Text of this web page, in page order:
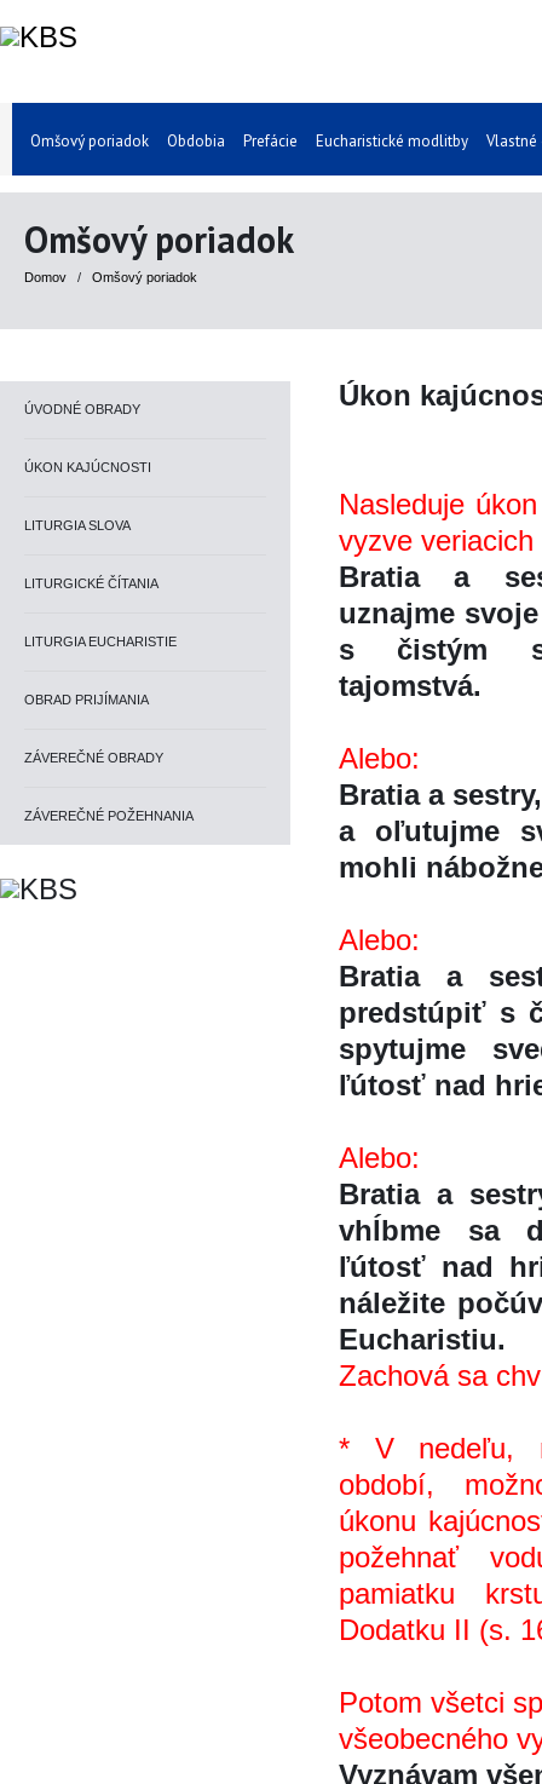
Omšový poriadok Obdobia Prefácie Eucharistické modlitby Vlastné
Omšový poriadok
Domov / Omšový poriadok
ÚVODNÉ OBRADY
ÚKON KAJÚCNOSTI
LITURGIA SLOVA
LITURGICKÉ ČÍTANIA
LITURGIA EUCHARISTIE
OBRAD PRIJÍMANIA
ZÁVEREČNÉ OBRADY
ZÁVEREČNÉ POŽEHNANIA
Úkon
Nasleduje
vyzve veriacich
Bratia a
uznajme
s čistým
tajomstvá.
Alebo:
Bratia a
a oľutujme
mohli
Alebo:
Bratia a
predstúpiť s
spytujme
ľútosť nad
Alebo:
Bratia a
vhĺbme sa
ľútosť nad
náležite
Eucharistiu.
Zachová sa
* V nedeľu,
období,
úkonu
požehnať
pamiatku
Dodatku II (s.
Potom všetci
všeobecného
Vyznávam